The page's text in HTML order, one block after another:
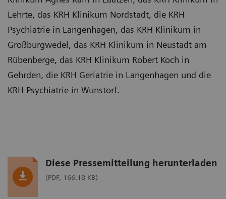
Lehrte, das KRH Klinikum Nordstadt, die KRH
Psychiatrie in Langenhagen, das KRH Klinikum in
Großburgwedel, das KRH Klinikum in Neustadt am
Rübenberge, das KRH Klinikum Robert Koch in
Gehrden, die KRH Geriatrie in Langenhagen und die
KRH Psychiatrie in Wunstorf.
Diese Pressemitteilung herunterladen
(PDF, 166.18 KB)